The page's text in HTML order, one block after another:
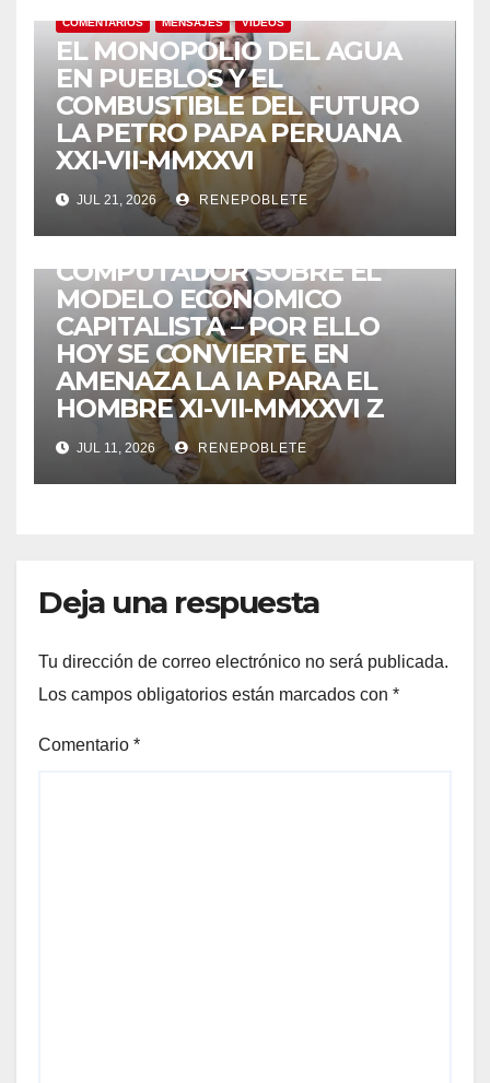
COMENTARIOS MENSAJES VIDEOS
EL MONOPOLIO DEL AGUA
EN PUEBLOS Y EL
COMBUSTIBLE DEL FUTURO
LA PETRO PAPA PERUANA
XXI-VII-MMXXVI
JUL 21, 2026 RENEPOBLETE
MENSAJES VIDEOS
Z EL TRIUNFO DEL
COMPUTADOR SOBRE EL
MODELO ECONOMICO
CAPITALISTA – POR ELLO
HOY SE CONVIERTE EN
AMENAZA LA IA PARA EL
HOMBRE XI-VII-MMXXVI Z
JUL 11, 2026 RENEPOBLETE
Deja una respuesta
Tu dirección de correo electrónico no será publicada.
Los campos obligatorios están marcados con *
Comentario *